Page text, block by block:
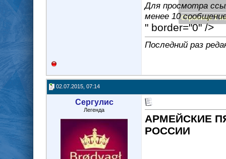
Для просмотра
менее 10
" border="0" />
Последний раз
02.07.2015, 07:14
Сергулис
Легенда
АРМЕЙСКИЕ
РОССИИ
Страница 1